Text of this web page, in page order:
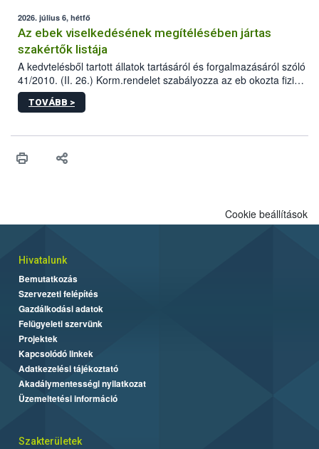
2026. július 6, hétfő
Az ebek viselkedésének megítélésében jártas
szakértők listája
A kedvtelésből tartott állatok tartásáról és forgalmazásáról szóló
41/2010. (II. 26.) Korm.rendelet szabályozza az eb okozta fizikai
sérülés, illetve ennek veszélye keletkezésekor felmerülő
hatósági feladatokat, valamint a veszélyes eb tartását és annak
vonni az ebek viselkedésének megítélésében jártas szakértőt.
TOVÁBB >
Cookie beállítások
Hivatalunk
Bemutatkozás
Szervezeti felépítés
Gazdálkodási adatok
Felügyeleti szervünk
Projektek
Kapcsolódó linkek
Adatkezelési tájékoztató
Akadálymentességi nyilatkozat
Üzemeltetési információ
Szakterületek